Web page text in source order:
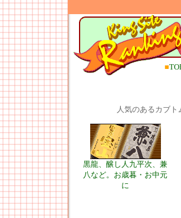
■
人気のあるカブ
黒龍、醸し人九平次、兼
八など。お歳暮・お中元
に